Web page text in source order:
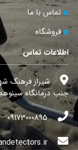
تماس با ما
فروشگاه
اطلاعات تماس
شیراز فرهنگ شهر
جنب درمانگاه سینوهه
09173000895